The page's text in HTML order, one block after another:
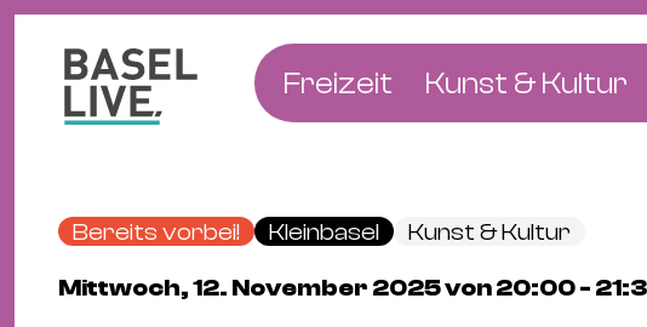
Freizeit
Club & Party
Kunst & Kultur
Bereits vorbei! Kleinbasel
Kunst & Kultur
Mittwoch, 12. November 2025 von 20:00 -